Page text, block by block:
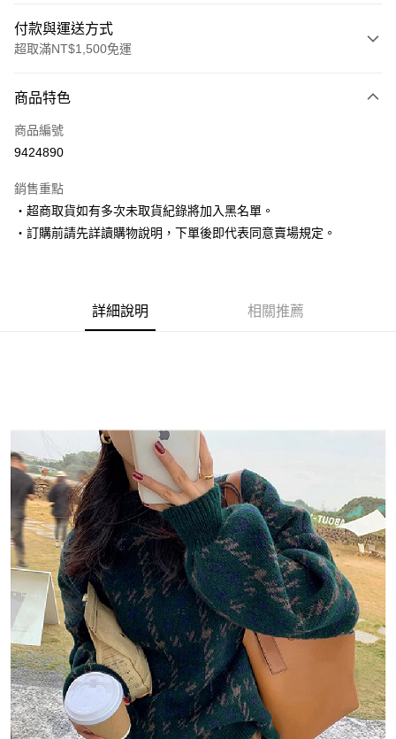
付款與運送方式
超取滿NT$1,500免運
信用卡一次付款
超商取貨付款
Apple Pay
街口支付
１．簡單：不需註冊會員、不需綁卡、不需儲值。
２．便利：只要手機號碼，簡訊認證，即可結帳。
３．安心：先確認商品／服務後，再付款。
【「AFTEE先享後付」結帳流程】
１．於結帳方式選擇「AFTEE先享後付」後，將跳轉至「AFTEE先享後付」
結帳頁面，進行簡訊認證並確認金額後，即可完成結帳。
２．訂單成立數日內，您將收到繳費通知簡訊。
３．收到繳費通知簡訊後14天內，點擊此簡訊中的連結，可透過四大超商／
ATM／網路銀行／等多元方式進行付款，方視為交易完成。
※ 請注意：結帳手續完成當下不需立刻繳費，但若您需要取消訂單，請聯絡
購買商品的店家。未經商家同意取消之訂單仍視為有效，需透過AFTEE先享
後付繳納相關費用。
※ 交易是否成功請以「AFTEE先享後付 」之結帳頁面顯示為準，若有關於
是否繳費成功／繳費後需取消欲退款等相關疑問，請聯繫「AFTEE先享後付
客戶支援中心」https://netprotections.freshdesk.com/support/home
【注意事項】
１．透過由恩沛科技股份有限公司提供之「AFTEE先享後付」服務完成之交
易，需依本服務之必要範圍內提供個人資料，並將交易相關給付款項請求債
運送方式
全家取貨付款
每筆NT$80，滿NT$1,500(含以上)免運費
付款後全家取貨
每筆NT$80，滿NT$1,500(含以上)免運費
萊爾富取貨付款
每筆NT$80，滿NT$1,500(含以上)免運費
付款後萊爾富取貨
每筆NT$80，滿NT$1,500(含以上)免運費
離島取貨加價40
每筆NT$80，滿NT$1,500(含以上)免運費
商品特色
商品編號
9424890
銷售重點
‧超商取貨如有多次未取貨紀錄將加入黑名單。
‧訂購前請先詳讀購物說明，下單後即代表同意賣場規定。
詳細說明 相關推薦